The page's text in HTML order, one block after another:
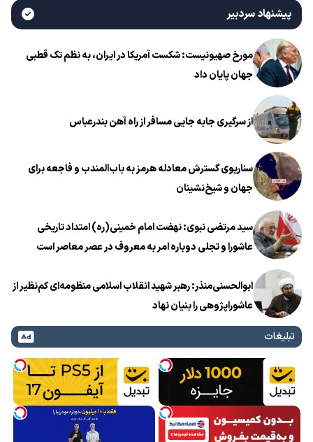
پیشنهاد سردبیر
مورخ صهیونیست: شکست آمریکا در ایران، به نظم تک قطبی
جهان پایان داد
از سرگیری جابه جایی مسافر از راه آهن بندرعباس
سناریوی گسترش معادله هرمز به باب‌المندب و فاجعه برای
جهان و شیخ‌نشینان
سید مرتضی نبوی: نهضت امام خمینی(ره) امتداد تاریخی
عاشورا و تجلی دوباره امر به معروف در عصر معاصر است
ابوالحسنی‌منذر: رهبر شهید انقلاب اسلامی منظومه‌ای کم‌نظیر از
عاشوراپژوهی را بنیان نهاد
تبلیغات